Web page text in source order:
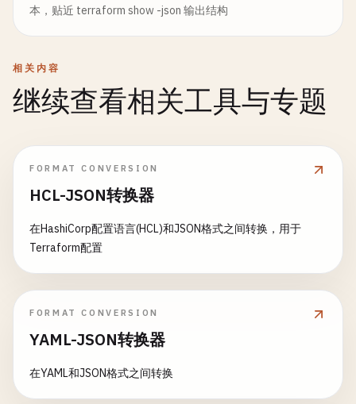
本，贴近 terraform show -json 输出结构
相关内容
继续查看相关工具与专题
FORMAT CONVERSION
HCL-JSON转换器
在HashiCorp配置语言(HCL)和JSON格式之间转换，用于
Terraform配置
FORMAT CONVERSION
YAML-JSON转换器
在YAML和JSON格式之间转换